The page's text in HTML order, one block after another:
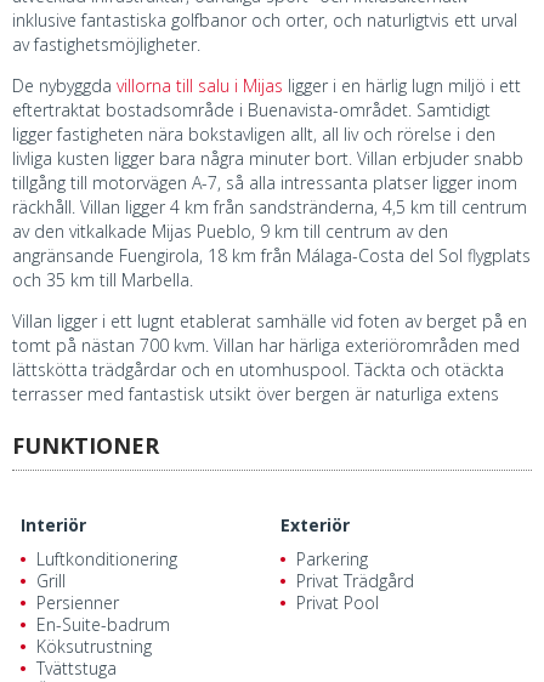
inklusive fantastiska golfbanor och orter, och naturligtvis ett urval
av fastighetsmöjligheter.
De nybyggda villorna till salu i Mijas ligger i en härlig lugn miljö i ett
eftertraktat bostadsområde i Buenavista-området. Samtidigt
ligger fastigheten nära bokstavligen allt, all liv och rörelse i den
livliga kusten ligger bara några minuter bort. Villan erbjuder snabb
tillgång till motorvägen A-7, så alla intressanta platser ligger inom
räckhåll. Villan ligger 4 km från sandstränderna, 4,5 km till centrum
av den vitkalkade Mijas Pueblo, 9 km till centrum av den
angränsande Fuengirola, 18 km från Málaga-Costa del Sol flygplats
och 35 km till Marbella.
Villan ligger i ett lugnt etablerat samhälle vid foten av berget på en
tomt på nästan 700 kvm. Villan har härliga exteriörområden med
lättskötta trädgårdar och en utomhuspool. Täckta och otäckta
terrasser med fantastisk utsikt över bergen är naturliga extens
FUNKTIONER
Interiör
Luftkonditionering
Grill
Persienner
En-Suite-badrum
Köksutrustning
Tvättstuga
Exteriör
Parkering
Privat Trädgård
Privat Pool